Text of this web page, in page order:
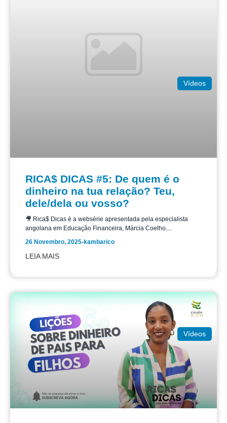
Vídeos
RICA$ DICAS #5: De quem é o
dinheiro na tua relação? Teu,
dele/dela ou vosso?
🎥 Rica$ Dicas é a websérie apresentada pela especialista
angolana em Educação Financeira, Márcia Coelho....
26 Novembro, 2025-kambarico
LEIA MAIS
Vídeos